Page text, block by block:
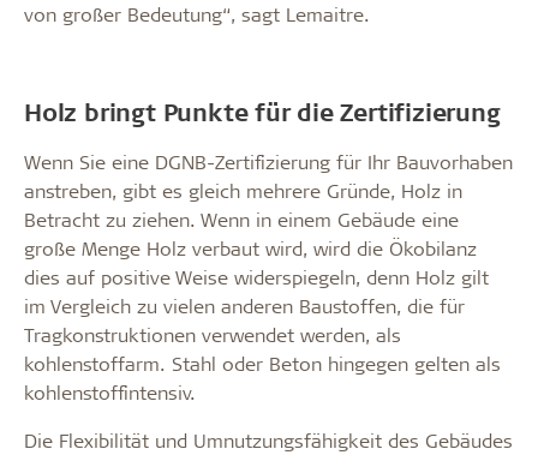
von großer Bedeutung“, sagt Lemaitre.
Holz bringt Punkte für die Zertifizierung
Wenn Sie eine DGNB-Zertifizierung für Ihr Bauvorhaben
anstreben, gibt es gleich mehrere Gründe, Holz in
Betracht zu ziehen. Wenn in einem Gebäude eine
große Menge Holz verbaut wird, wird die Ökobilanz
dies auf positive Weise widerspiegeln, denn Holz gilt
im Vergleich zu vielen anderen Baustoffen, die für
Tragkonstruktionen verwendet werden, als
kohlenstoffarm. Stahl oder Beton hingegen gelten als
kohlenstoffintensiv.
Die Flexibilität und Umnutzungsfähigkeit des Gebäudes